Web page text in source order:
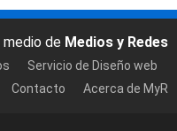
medio de Medios y Redes
Servicio de Diseño web
Contacto
Acerca de MyR